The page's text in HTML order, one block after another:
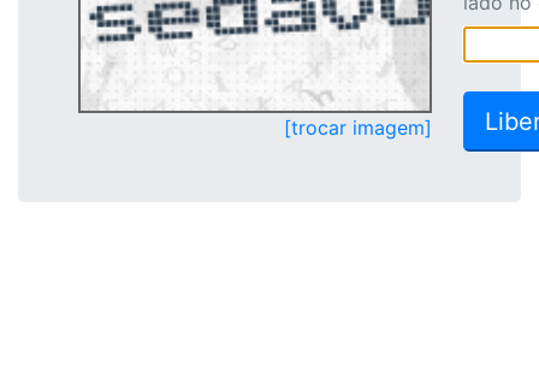
[trocar imagem]